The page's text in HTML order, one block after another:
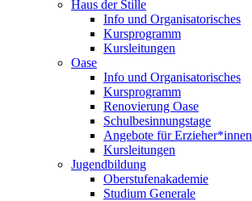
Haus der Stille
Info und Organisatorisches
Kursprogramm
Kursleitungen
Oase
Info und Organisatorisches
Kursprogramm
Renovierung Oase
Schulbesinnungstage
Angebote für Erzieher*innen
Kursleitungen
Jugendbildung
Oberstufenakademie
Studium Generale